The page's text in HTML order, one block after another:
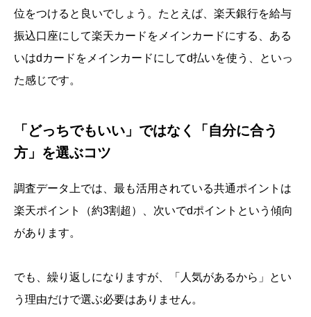
位をつけると良いでしょう。たとえば、楽天銀行を給与
振込口座にして楽天カードをメインカードにする、ある
いはdカードをメインカードにしてd払いを使う、といっ
た感じです。
「どっちでもいい」ではなく「自分に合う
方」を選ぶコツ
調査データ上では、最も活用されている共通ポイントは
楽天ポイント（約3割超）、次いでdポイントという傾向
があります。
でも、繰り返しになりますが、「人気があるから」とい
う理由だけで選ぶ必要はありません。